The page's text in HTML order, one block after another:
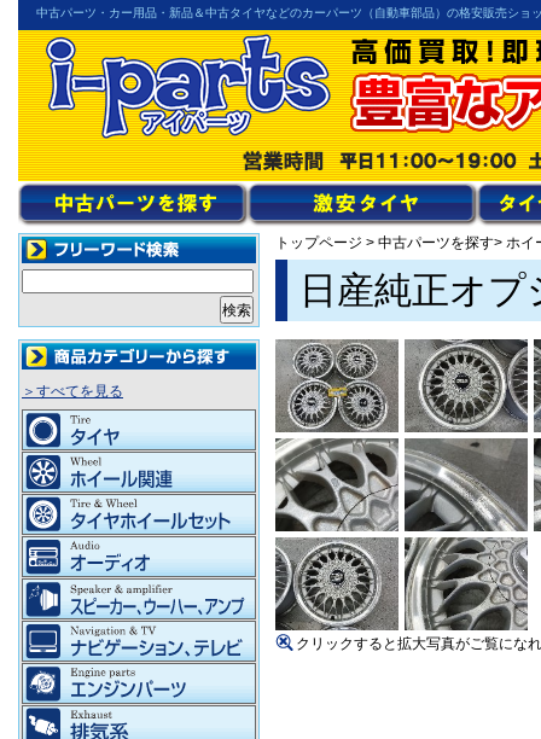
中古パーツ・カー用品・新品＆中古タイヤなどのカーパーツ（自動車部品）の格安販売ショ
トップページ > 中古パーツを探す> ホイ
日産純正オ
クリックすると拡大写真がご覧にな
＞すべてを見る